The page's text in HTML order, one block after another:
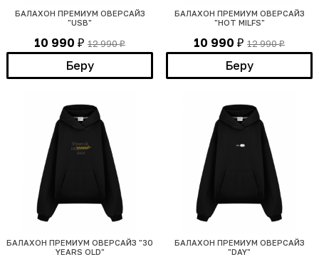
БАЛАХОН ПРЕМИУМ ОВЕРСАЙЗ
"USB"
10 990 ₽ 12 990₽
Беру
БАЛАХОН ПРЕМИУМ ОВЕРСАЙЗ
"HOT MILFS"
10 990 ₽ 12 990₽
Беру
БАЛАХОН ПРЕМИУМ ОВЕРСАЙЗ "30
YEARS OLD"
БАЛАХОН ПРЕМИУМ ОВЕРСАЙЗ
"DAY"